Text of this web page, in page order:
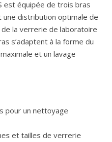
est équipée de trois bras
distribution optimale de
la verrerie de laboratoire
s’adaptent à la forme du
et un lavage
pour un nettoyage
et tailles de verrerie